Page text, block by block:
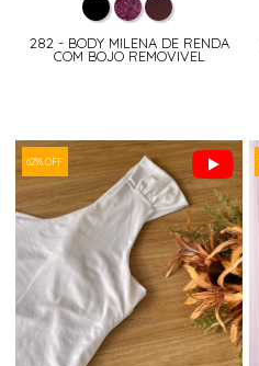
282 - BODY MILENA DE RENDA
COM BOJO REMOVIVEL
62% OFF